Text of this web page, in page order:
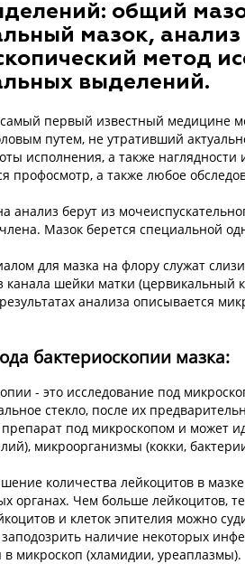
общий
мазок,
метод
выделений.
первый известный медицине
путем, не утративший
исполнения, а также наглядности
профосмотр, а также любое
анализ берут из
Мазок берется специальной
для мазка на флору служат
канала шейки матки (цервикальный
анализа описывается
бактериоскопии мазка:
- это исследование под
стекло, после их
препарат под микроскопом и может
микроорганизмы (кокки,
количества лейкоцитов в
органах. Чем больше лейкоцитов,
и клеток эпителия можно
заподозрить наличие некоторых
микроскоп (хламидии, уреаплазмы).